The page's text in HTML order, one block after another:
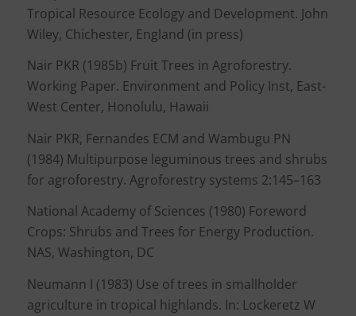
Tropical Resource Ecology and Development. John
Wiley, Chichester, England (in press)
Nair PKR (1985b) Fruit Trees in Agroforestry.
Working Paper. Environment and Policy Inst, East-
West Center, Honolulu, Hawaii
Nair PKR, Fernandes ECM and Wambugu PN
(1984) Multipurpose leguminous trees and shrubs
for agroforestry. Agroforestry systems 2:145–163
National Academy of Sciences (1980) Foreword
Crops: Shrubs and Trees for Energy Production.
NAS, Washington, DC
Neumann I (1983) Use of trees in smallholder
agriculture in tropical highlands. In: Lockeretz W